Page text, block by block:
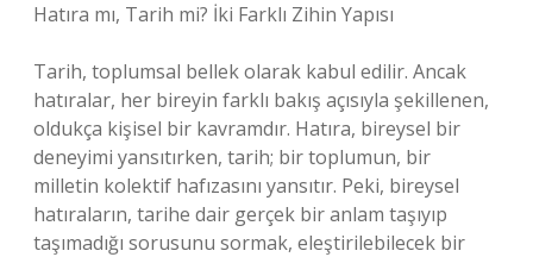
Hatıra mı, Tarih mi? İki Farklı Zihin Yapısı
Tarih, toplumsal bellek olarak kabul edilir. Ancak
hatıralar, her bireyin farklı bakış açısıyla şekillenen,
oldukça kişisel bir kavramdır. Hatıra, bireysel bir
deneyimi yansıtırken, tarih; bir toplumun, bir
milletin kolektif hafızasını yansıtır. Peki, bireysel
hatıraların, tarihe dair gerçek bir anlam taşıyıp
taşımadığı sorusunu sormak, eleştirilebilecek bir